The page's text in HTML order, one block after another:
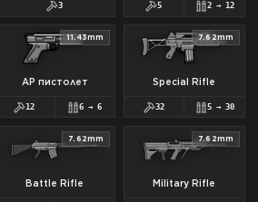
3 5 2→ 12
11.43mm
AP пистолет
12 6 →6
7.62mm
Special Rifle
32 5→ 30
7.62mm
Battle Rifle
7.62mm
Military Rifle